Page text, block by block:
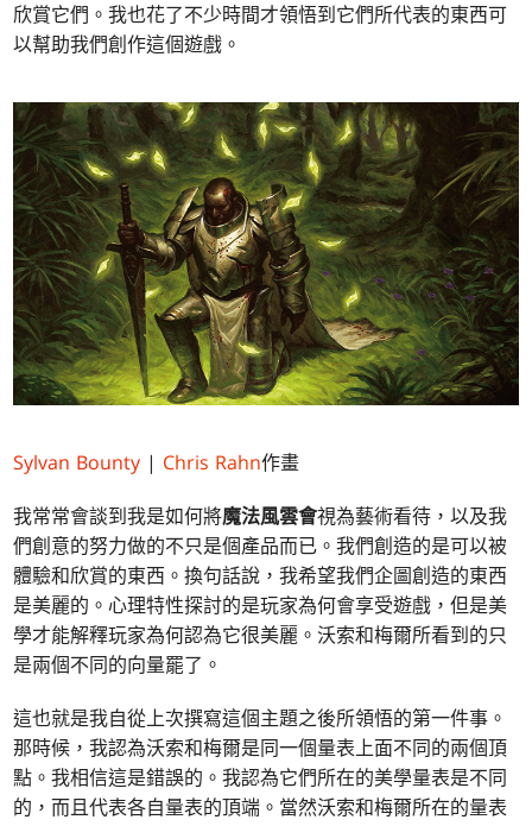
欣賞它們。我也花了不少時間才領悟到它們所代表的東西可
以幫助我們創作這個遊戲。
Sylvan Bounty | Chris Rahn作畫
我常常會談到我是如何將魔法風雲會視為藝術看待，以及我
們創意的努力做的不只是個產品而已。我們創造的是可以被
體驗和欣賞的東西。換句話說，我希望我們企圖創造的東西
是美麗的。心理特性探討的是玩家為何會享受遊戲，但是美
學才能解釋玩家為何認為它很美麗。沃索和梅爾所看到的只
是兩個不同的向量罷了。
這也就是我自從上次撰寫這個主題之後所領悟的第一件事。
那時候，我認為沃索和梅爾是同一個量表上面不同的兩個頂
點。我相信這是錯誤的。我認為它們所在的美學量表是不同
的，而且代表各自量表的頂端。當然沃索和梅爾所在的量表